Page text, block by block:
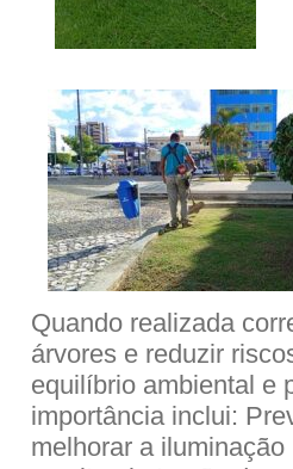
Quando realizada
árvores e reduzir
equilíbrio ambiental e
importância inclui:
melhorar a